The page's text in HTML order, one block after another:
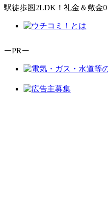
駅徒歩圏2LDK！礼金＆敷金
ーPRー